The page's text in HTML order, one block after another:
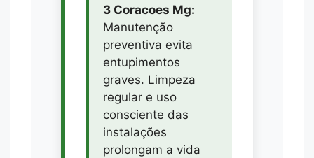
3 Coracoes Mg:
Manutenção
preventiva evita
entupimentos
graves. Limpeza
regular e uso
consciente das
instalações
prolongam a vida